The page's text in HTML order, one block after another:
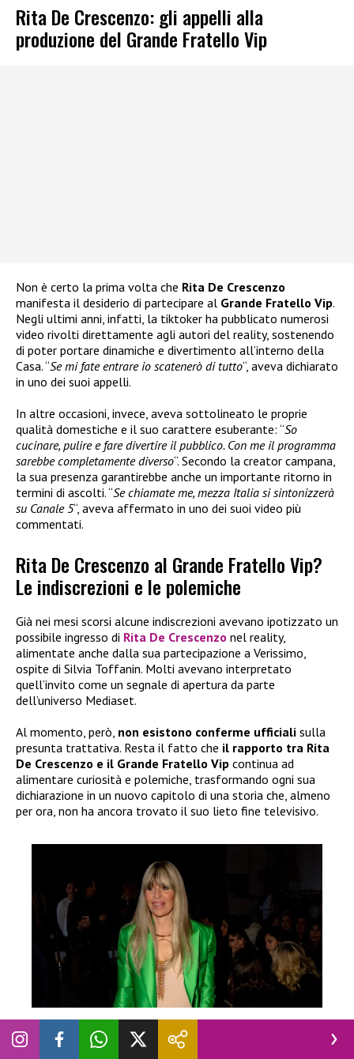
Rita De Crescenzo: gli appelli alla
produzione del Grande Fratello Vip
Non è certo la prima volta che Rita De Crescenzo
manifesta il desiderio di partecipare al Grande Fratello Vip.
Negli ultimi anni, infatti, la tiktoker ha pubblicato numerosi
video rivolti direttamente agli autori del reality, sostenendo
di poter portare dinamiche e divertimento all’interno della
Casa. “Se mi fate entrare io scatenerò di tutto“, aveva dichiarato
in uno dei suoi appelli.
In altre occasioni, invece, aveva sottolineato le proprie
qualità domestiche e il suo carattere esuberante: “So
cucinare, pulire e fare divertire il pubblico. Con me il programma
sarebbe completamente diverso“. Secondo la creator campana,
la sua presenza garantirebbe anche un importante ritorno in
termini di ascolti. “Se chiamate me, mezza Italia si sintonizzerà
su Canale 5“, aveva affermato in uno dei suoi video più
commentati.
Rita De Crescenzo al Grande Fratello Vip?
Le indiscrezioni e le polemiche
Già nei mesi scorsi alcune indiscrezioni avevano ipotizzato un
possibile ingresso di Rita De Crescenzo nel reality,
alimentate anche dalla sua partecipazione a Verissimo,
ospite di Silvia Toffanin. Molti avevano interpretato
quell’invito come un segnale di apertura da parte
dell’universo Mediaset.
Al momento, però, non esistono conferme ufficiali sulla
presunta trattativa. Resta il fatto che il rapporto tra Rita
De Crescenzo e il Grande Fratello Vip continua ad
alimentare curiosità e polemiche, trasformando ogni sua
dichiarazione in un nuovo capitolo di una storia che, almeno
per ora, non ha ancora trovato il suo lieto fine televisivo.